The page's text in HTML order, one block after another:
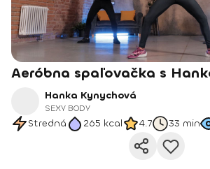
Aeróbna spaľovačka s
Hanka Kynychová
SEXY BODY
Stredná 265 kcal 4.7 33 min